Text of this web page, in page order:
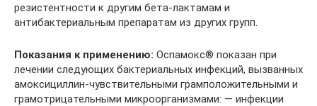
резистентности к другим бета-лактамам и
антибактериальным препаратам из других групп.
Показания к применению: Оспамокс® показан при
лечении следующих бактериальных инфекций, вызванных
амоксициллин-чувствительными грамположительными и
грамотрицательными микроорганизмами: — инфекции